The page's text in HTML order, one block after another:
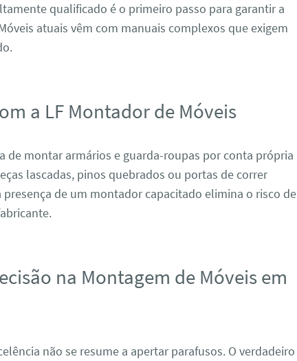
qualificado é o primeiro passo para garantir a
atuais vêm com manuais complexos que exigem
a LF Montador de Móveis
de montar armários e guarda-roupas por conta própria
lascadas, pinos quebrados ou portas de correr
presença de um montador capacitado elimina o risco de
na Montagem de Móveis em
não se resume a apertar parafusos. O verdadeiro